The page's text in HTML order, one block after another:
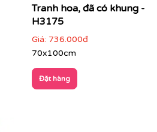
Tranh hoa, đã có khung -
H3175
Giá: 736.000đ
70x100cm
Đặt hàng